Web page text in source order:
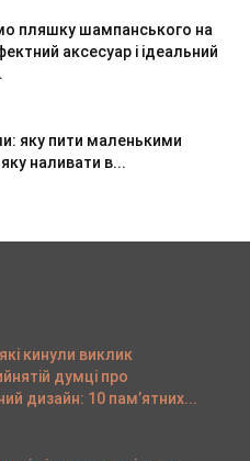
пляшку шампанського на
аксесуар і ідеальний
яку пити маленькими
наливати в...
кинули виклик
думці про
дизайн: 10 пам’ятних...